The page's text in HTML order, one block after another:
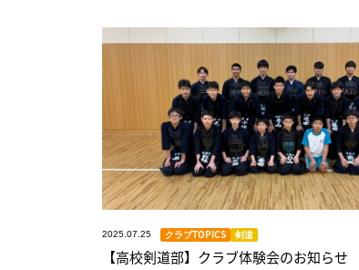
2025.07.25 クラブTOPICS 剣道
【高校剣道部】クラブ体験会のお知らせ